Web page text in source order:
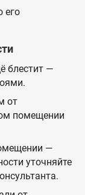
его
блестит —
от
помещении
—
уточняйте